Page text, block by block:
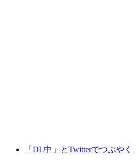
「DL中」とTwitterでつぶやく